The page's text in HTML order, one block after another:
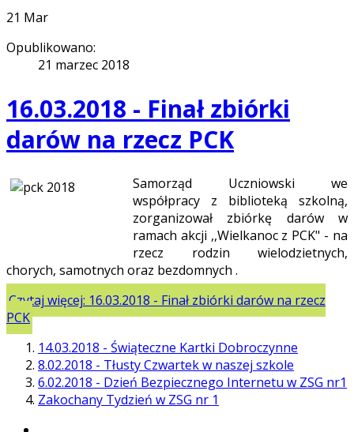
21 Mar
Opublikowano:
21 marzec 2018
16.03.2018 - Finał zbiórki
darów na rzecz PCK
Samorząd Uczniowski we
współpracy z biblioteką szkolną,
zorganizował zbiórkę darów w
ramach akcji ,,Wielkanoc z PCK" - na
rzecz rodzin wielodzietnych,
chorych, samotnych oraz bezdomnych .
Czytaj więcej: 16.03.2018 - Finał zbiórki darów na rzecz
PCK
14.03.2018 - Świąteczne Kartki Dobroczynne
8.02.2018 - Tłusty Czwartek w naszej szkole
6.02.2018 - Dzień Bezpiecznego Internetu w ZSG nr1
Zakochany Tydzień w ZSG nr 1